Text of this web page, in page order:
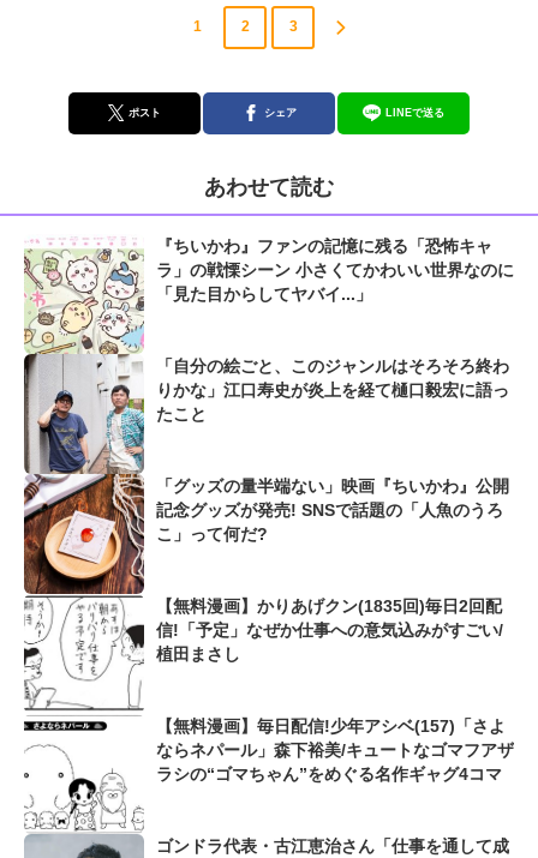
1 2 3
ポスト シェア LINEで送る
あわせて読む
『ちいかわ』ファンの記憶に残る「恐怖キャ
ラ」の戦慄シーン 小さくてかわいい世界なのに
「見た目からしてヤバイ...」
「自分の絵ごと、このジャンルはそろそろ終わ
りかな」江口寿史が炎上を経て樋口毅宏に語っ
たこと
「グッズの量半端ない」映画『ちいかわ』公開
記念グッズが発売! SNSで話題の「人魚のうろ
こ」って何だ?
【無料漫画】かりあげクン(1835回)毎日2回配
信!「予定」なぜか仕事への意気込みがすごい/
植田まさし
【無料漫画】毎日配信!少年アシベ(157)「さよ
ならネパール」森下裕美/キュートなゴマフアザ
ラシの“ゴマちゃん”をめぐる名作ギャグ4コマ
ゴンドラ代表・古江恵治さん「仕事を通して成